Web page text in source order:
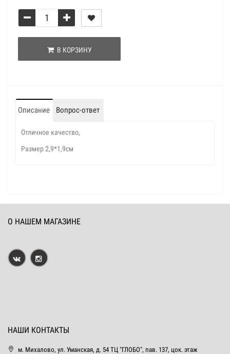
В КОРЗИНУ
Описание Вопрос-ответ
Отличное качество,
Размер 2,9*1,9см
О НАШЕМ МАГАЗИНЕ
НАШИ КОНТАКТЫ
м. Михалово, ул. Уманская, д. 54 ТЦ "ГЛОБО", пав. 137, цок. этаж